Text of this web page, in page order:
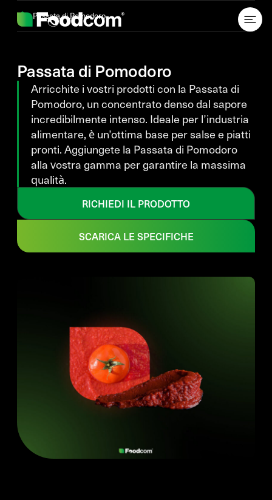
Passata di Pomodoro
Passata di Pomodoro
Arricchite i vostri prodotti con la Passata di
Pomodoro, un concentrato denso dal sapore
incredibilmente intenso. Ideale per l’industria
alimentare, è un’ottima base per salse e piatti
pronti. Aggiungete la Passata di Pomodoro
alla vostra gamma per garantire la massima
qualità.
RICHIEDI IL PRODOTTO
SCARICA LE SPECIFICHE